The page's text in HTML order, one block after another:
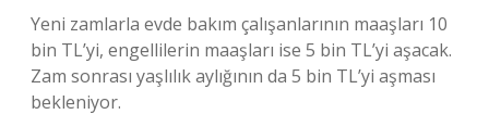
Yeni zamlarla evde bakım çalışanlarının maaşları 10
bin TL’yi, engellilerin maaşları ise 5 bin TL’yi aşacak.
Zam sonrası yaşlılık aylığının da 5 bin TL’yi aşması
bekleniyor.